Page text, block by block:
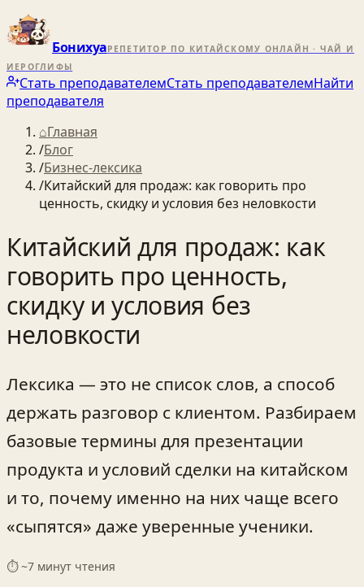
БонихуаРЕПЕТИТОР ПО КИТАЙСКОМУ ОНЛАЙН · ЧАЙ И
ИЕРОГЛИФЫ
Стать преподавателемСтать преподавателемНайти
преподавателя
⌂Главная
/Блог
/Бизнес-лексика
/Китайский для продаж: как говорить про
ценность, скидку и условия без неловкости
Китайский для продаж: как
говорить про ценность,
скидку и условия без
неловкости
Лексика — это не список слов, а способ
держать разговор с клиентом. Разбираем
базовые термины для презентации
продукта и условий сделки на китайском
и то, почему именно на них чаще всего
«сыпятся» даже уверенные ученики.
⏱ ~7 минут чтения